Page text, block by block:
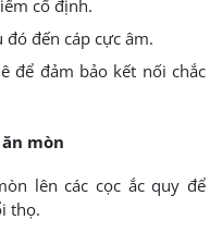
cố định.
đến cáp cực âm.
để đảm bảo kết nối chắc
mòn
lên các cọc ắc quy để
thọ.